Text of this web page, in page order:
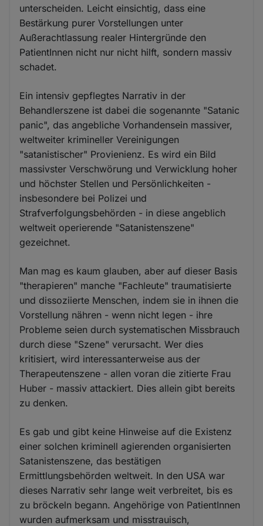
unterscheiden. Leicht einsichtig, dass eine
Bestärkung purer Vorstellungen unter
Außerachtlassung realer Hintergründe den
PatientInnen nicht nur nicht hilft, sondern massiv
schadet.
Ein intensiv gepflegtes Narrativ in der
Behandlerszene ist dabei die sogenannte "Satanic
panic", das angebliche Vorhandensein massiver,
weltweiter krimineller Vereinigungen
"satanistischer" Provienienz. Es wird ein Bild
massivster Verschwörung und Verwicklung hoher
und höchster Stellen und Persönlichkeiten -
insbesondere bei Polizei und
Strafverfolgungsbehörden - in diese angeblich
weltweit operierende "Satanistenszene"
gezeichnet.
Man mag es kaum glauben, aber auf dieser Basis
"therapieren" manche "Fachleute" traumatisierte
und dissoziierte Menschen, indem sie in ihnen die
Vorstellung nähren - wenn nicht legen - ihre
Probleme seien durch systematischen Missbrauch
durch diese "Szene" verursacht. Wer dies
kritisiert, wird interessanterweise aus der
Therapeutenszene - allen voran die zitierte Frau
Huber - massiv attackiert. Dies allein gibt bereits
zu denken.
Es gab und gibt keine Hinweise auf die Existenz
einer solchen kriminell agierenden organisierten
Satanistenszene, das bestätigen
Ermittlungsbehörden weltweit. In den USA war
dieses Narrativ sehr lange weit verbreitet, bis es
zu bröckeln begann. Angehörige von PatientInnen
wurden aufmerksam und misstrauisch,